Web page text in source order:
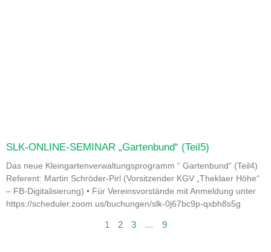
SLK-ONLINE-SEMINAR „Gartenbund“ (Teil5)
Das neue Kleingartenverwaltungsprogramm “ Gartenbund“ (Teil4)
Referent: Martin Schröder-Pirl (Vorsitzender KGV „Theklaer Höhe“
– FB-Digitalisierung) • Für Vereinsvorstände mit Anmeldung unter
https://scheduler.zoom.us/buchungen/slk-0j67bc9p-qxbh8s5g
1 2 3 … 9